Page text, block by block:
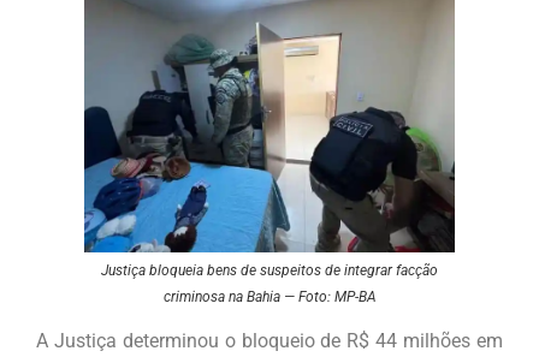
Justiça bloqueia bens de suspeitos de integrar facção
criminosa na Bahia — Foto: MP-BA
A Justiça determinou o bloqueio de R$ 44 milhões em